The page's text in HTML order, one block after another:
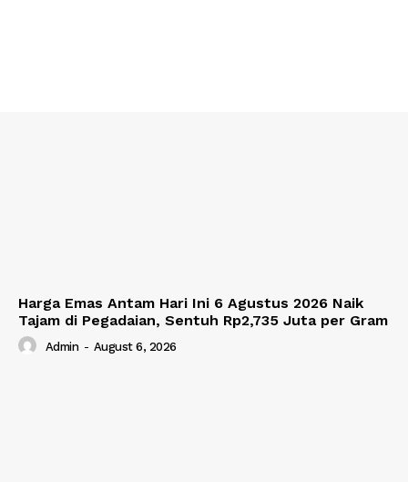
Harga Emas Antam Hari Ini 6 Agustus 2026 Naik
Tajam di Pegadaian, Sentuh Rp2,735 Juta per Gram
Admin - August 6, 2026